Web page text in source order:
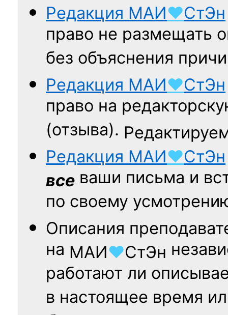
Редакция МАИ♥СтЭн
право не размещать
без объяснения
Редакция МАИ♥СтЭн
право на
(отзыва).
Редакция МАИ♥СтЭн
все ваши письма и
по своему
Описания
на МАИ♥СтЭн
работают ли
в настоящее время